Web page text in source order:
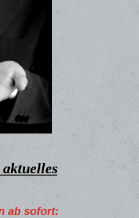
ab sofort: